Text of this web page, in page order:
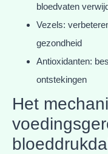
bloedvaten
Vezels:
gezondheid
Antioxidanten:
ontstekingen
Het